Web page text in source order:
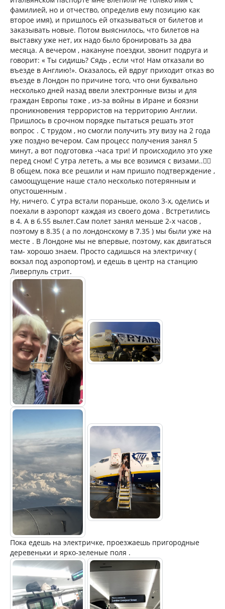
фамилией, но и отчество, определив ему позицию как
второе имя), и пришлось ей отказываться от билетов и
заказывать новые. Потом выяснилось, что билетов на
выставку уже нет, их надо было бронировать за два
месяца. А вечером , накануне поездки, звонит подруга и
говорит: « Ты сидишь? Сядь , если что! Нам отказали во
въезде в Англию!». Оказалось, ей вдруг приходит отказ во
въезде в Лондон по причине того, что они буквально
несколько дней назад ввели электронные визы и для
граждан Европы тоже , из-за войны в Иране и боязни
проникновения террористов на территорию Англии.
Пришлось в срочном порядке пытаться решать этот
вопрос . С трудом , но смогли получить эту визу на 2 года
уже поздно вечером. Сам процесс получения занял 5
минут, а вот подготовка -часа три! И происходило это уже
перед сном! С утра лететь, а мы все возимся с визами..🤦‍♀️
В общем, пока все решили и нам пришло подтверждение ,
самоощущение наше стало несколько потерянным и
опустошенным .
Ну, ничего. С утра встали пораньше, около 3-х, оделись и
поехали в аэропорт каждая из своего дома . Встретились
в 4. А в 6.55 вылет.Сам полет занял меньше 2-х часов ,
поэтому в 8.35 ( а по лондонскому в 7.35 ) мы были уже на
месте . В Лондоне мы не впервые, поэтому, как двигаться
там- хорошо знаем. Просто садишься на электричку (
вокзал под аэропортом), и едешь в центр на станцию
Ливерпуль стрит.
Пока едешь на электричке, проезжаешь пригородные
деревеньки и ярко-зеленые поля .